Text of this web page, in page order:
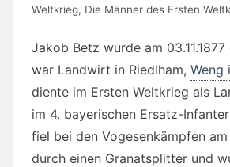
Weltkrieg, Die Männer des Ersten
Jakob Betz wurde am
war Landwirt in Riedlham, Weng
diente im Ersten Weltkrieg als
im 4. bayerischen Ersatz-
fiel bei den Vogesenkämpfen am
durch einen Granatsplitter und